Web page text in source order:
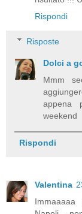
Rispondi
Risposte
Dolci a
Mmm
appena
weekend
Rispondi
Valentina